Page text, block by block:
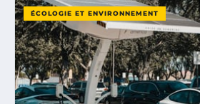
ÉCOLOGIE ET ENVIRONNEMENT